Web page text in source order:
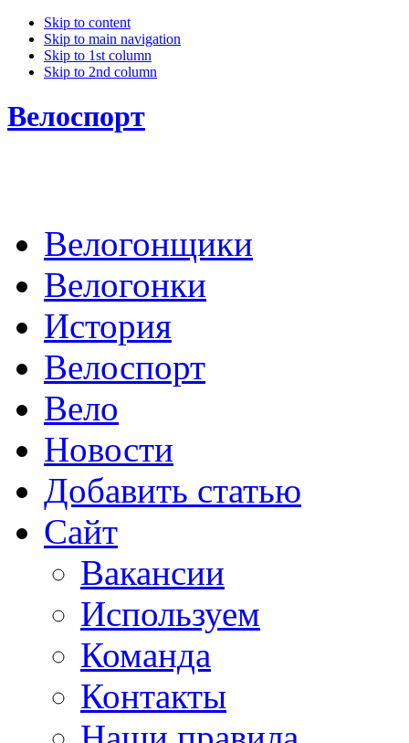
Skip to content
Skip to main navigation
Skip to 1st column
Skip to 2nd column
Велоспорт
Велогонщики
Велогонки
История
Велоспорт
Вело
Новости
Добавить статью
Сайт
Вакансии
Используем
Команда
Контакты